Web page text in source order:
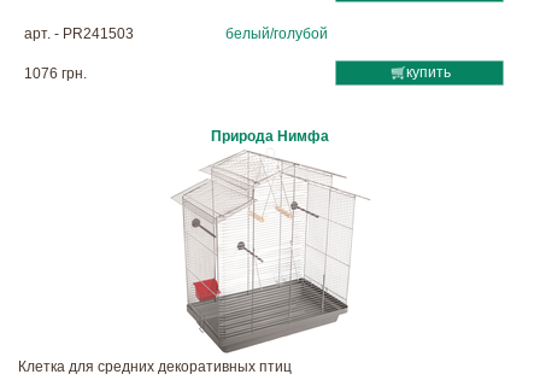
арт. - PR241503 белый/голубой
1076 грн. купить
Природа Нимфа
Клетка для средних декоративных птиц